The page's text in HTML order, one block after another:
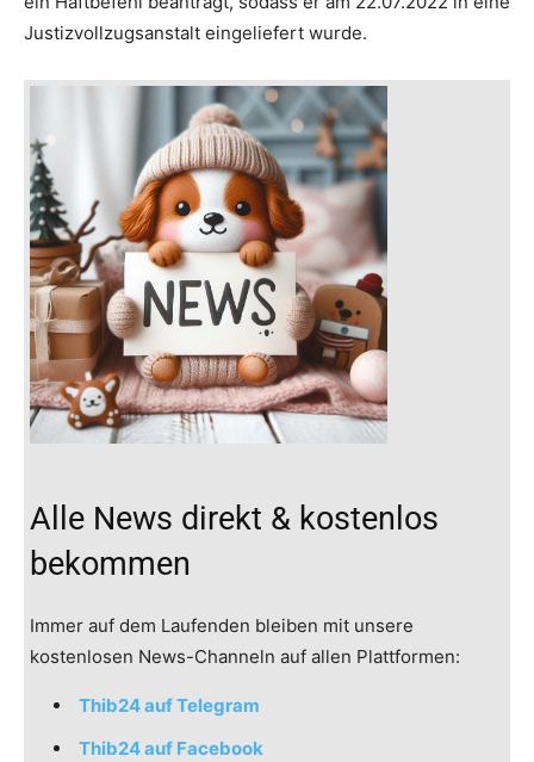
Justizvollzugsanstalt eingeliefert wurde.
Alle News direkt & kostenlos
bekommen
Immer auf dem Laufenden bleiben mit unsere
kostenlosen News-Channeln auf allen Plattformen:
Thib24 auf Telegram
Thib24 auf Facebook